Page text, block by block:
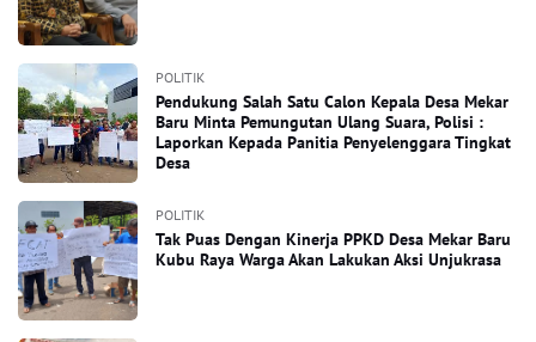
POLITIK
Pendukung Salah Satu Calon Kepala Desa Mekar
Baru Minta Pemungutan Ulang Suara, Polisi :
Laporkan Kepada Panitia Penyelenggara Tingkat
Desa
POLITIK
Tak Puas Dengan Kinerja PPKD Desa Mekar Baru
Kubu Raya Warga Akan Lakukan Aksi Unjukrasa